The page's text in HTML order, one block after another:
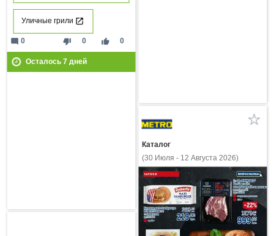
Уличные грили
thumb_down 0 thumb_up 0
mode_comment 0
Осталось 7дней
Каталог
(30 Июля - 12 Августа 2026)